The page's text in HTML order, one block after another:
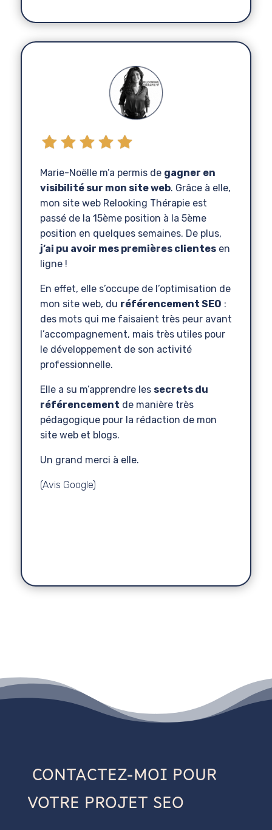
Marie-Noëlle m’a permis de gagner en
visibilité sur mon site web. Grâce à elle,
mon site web Relooking Thérapie est
passé de la 15ème position à la 5ème
position en quelques semaines. De plus,
j’ai pu avoir mes premières clientesen
ligne !
En effet, elle s’occupe de l’optimisation de
mon site web, du référencement SEO :
des mots qui me faisaient très peur avant
l’accompagnement, mais très utiles pour
le développement de son activité
professionnelle.
Elle a su m’apprendre les secrets du
référencement de manière très
pédagogique pour la rédaction de mon
site web et blogs.
Un grand merci à elle.
(Avis Google)
CONTACTEZ-MOI POUR
VOTRE PROJET SEO